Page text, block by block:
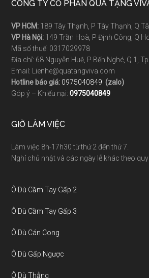
CÔNG TY CỔ PHẦN QUÀ TẶNG
VP HCM: 189 Tây Thạnh, P Tây Thạnh, Q
VP Hà Nội: 149 Trần Hoà, P Định Công, Q
Mã số thuế: 0317029978
Địa chỉ: 68 Nguyễn Huệ, P Bến Nghé, Q 1,
Email: Lienhe@quatangviva.com
Hotline báo giá: 0975040849 (zalo)
Góp ý – Khiếu nại:0975040849
GIỜ LÀM VIỆC
Làm việc 8h-17h30 từ thứ 2 đến thứ 7.
Nghỉ chủ nhật và các ngày lễ khác theo
Ô Dù Cầm Tay Gấp 2
Ô Dù Cầm Tay Gấp 3
Ô Dù Cán Cong
Ô Dù Gấp Ngược
Ô Dù Thẳng